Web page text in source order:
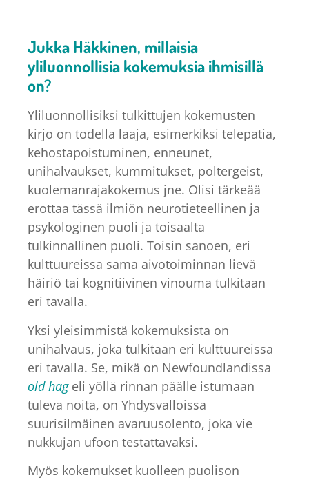
Jukka Häkkinen, millaisia
yliluonnollisia kokemuksia ihmisillä
on?
Yliluonnollisiksi tulkittujen kokemusten
kirjo on todella laaja, esimerkiksi telepatia,
kehostapoistuminen, enneunet,
unihalvaukset, kummitukset, poltergeist,
kuolemanrajakokemus jne. Olisi tärkeää
erottaa tässä ilmiön neurotieteellinen ja
psykologinen puoli ja toisaalta
tulkinnallinen puoli. Toisin sanoen, eri
kulttuureissa sama aivotoiminnan lievä
häiriö tai kognitiivinen vinouma tulkitaan
eri tavalla.
Yksi yleisimmistä kokemuksista on
unihalvaus, joka tulkitaan eri kulttuureissa
eri tavalla. Se, mikä on Newfoundlandissa
old hageli yöllä rinnan päälle istumaan
tuleva noita, on Yhdysvalloissa
suurisilmäinen avaruusolento, joka vie
nukkujan ufoon testattavaksi.
Myös kokemukset kuolleen puolison